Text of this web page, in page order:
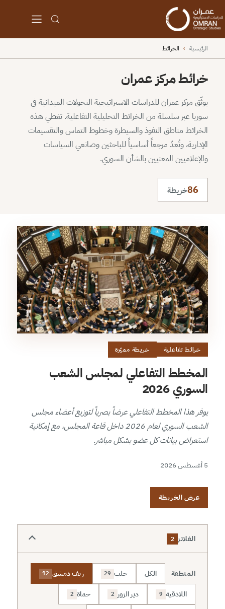
الرئيسية › الخرائط
خرائط مركز عمران
يوثّق مركز عمران للدراسات الاستراتيجية التحولات الميدانية في
سوريا عبر سلسلة من الخرائط التحليلية التفاعلية. تغطي هذه
الخرائط مناطق النفوذ والسيطرة وخطوط التماس والتقسيمات
الإدارية، وتُعدّ مرجعاً أساسياً للباحثين وصانعي السياسات
والإعلاميين المعنيين بالشأن السوري.
86خريطة
خرائط تفاعلية خريطة مميّزة
المخطط التفاعلي لمجلس الشعب
السوري 2026
يوفر هذا المخطط التفاعلي عرضاً بصرياً لتوزيع أعضاء مجلس
الشعب السوري لعام 2026 داخل قاعة المجلس، مع إمكانية
استعراض بيانات كل عضو بشكل مباشر.
5 أغسطس 2026
عرض الخريطة
الفلاتر 2
المنطقة الكل حلب 29 ريف دمشق 12
اللاذقية 9 دير الزور 2 حماة 2